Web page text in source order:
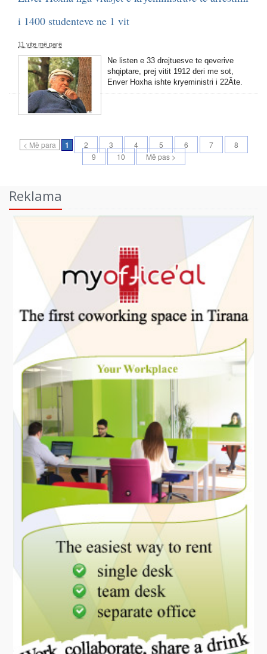
i 1400 studenteve ne 1 vit
11 vite më parë
Ne listen e 33 drejtuesve te qeverive
shqiptare, prej vitit 1912 deri me sot,
Enver Hoxha ishte kryeministri i 22Â­te.
< Më para 1 2 3 4 5 6 7
8
9
10 Më pas >
Reklama